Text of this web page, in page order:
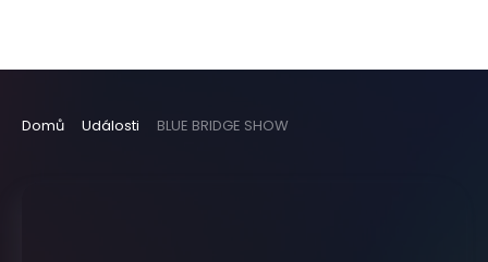
Domů Události BLUE BRIDGE SHOW